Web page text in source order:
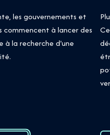
les gouvernements et
commencent à lancer des
à la recherche d'une